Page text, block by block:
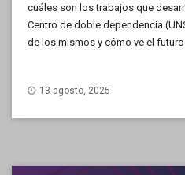
cuáles son los trabajos que
Centro de doble dependencia
de los mismos y cómo ve el
13 agosto, 2025